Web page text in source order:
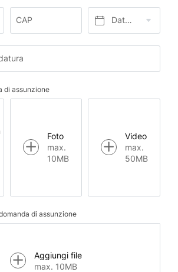
CAP Data di nascita*
di assunzione
Foto
max.
10MB
Video
max.
50MB
di assunzione
Aggiungi file
max. 10MB